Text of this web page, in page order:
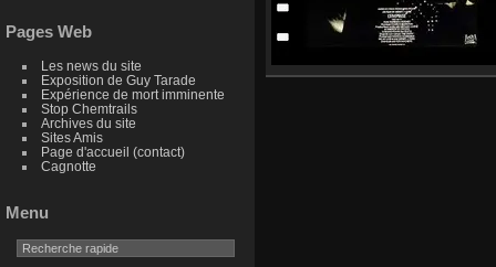
Pages Web
Les news du site
Exposition de Guy Tarade
Expérience de mort imminente
Stop Chemtrails
Archives du site
Sites Amis
Page d'accueil (contact)
Cagnotte
Menu